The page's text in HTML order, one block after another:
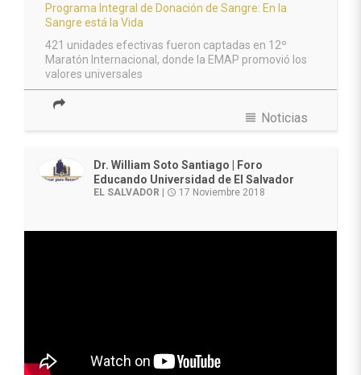
Programa Integral de Donación de Sangre: En la
Sangre está la Vida
421 unidades efectivas fueron captadas en 12º
Maratón Internacional, donde la EMAP promovió los
valores universales
view_headline Noticias
Dr. William Soto Santiago | Foro
Educando Universidad de El Salvador
EL SALVADOR | access_time 17 Noviembre 2018